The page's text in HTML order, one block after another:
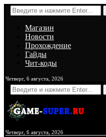
Магазин
Новости
Прохождение
Гайды
Чит-коды
Четверг, 6 августа, 2026
Четверг, 6 августа, 2026